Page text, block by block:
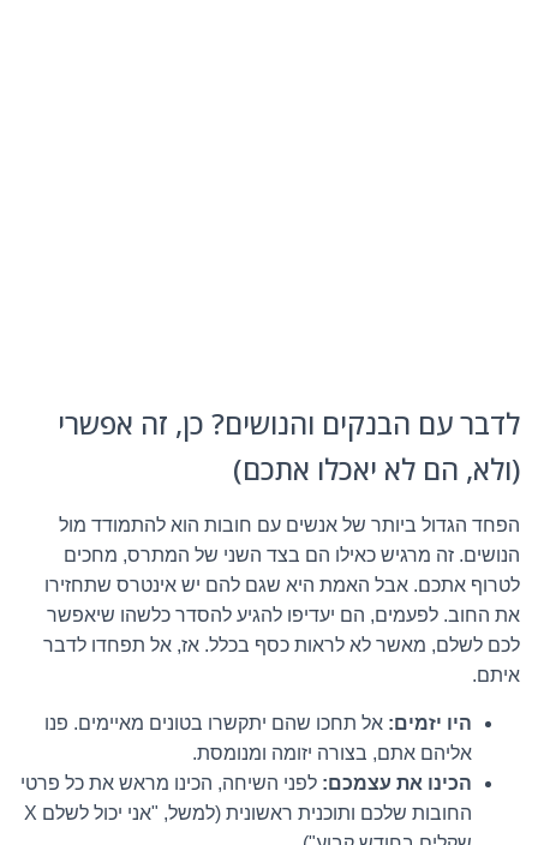
לדבר עם הבנקים והנושים? כן, זה אפשרי
(ולא, הם לא יאכלו אתכם)
הפחד הגדול ביותר של אנשים עם חובות הוא להתמודד מול
הנושים. זה מרגיש כאילו הם בצד השני של המתרס, מחכים
לטרוף אתכם. אבל האמת היא שגם להם יש אינטרס שתחזירו
את החוב. לפעמים, הם יעדיפו להגיע להסדר כלשהו שיאפשר
לכם לשלם, מאשר לא לראות כסף בכלל. אז, אל תפחדו לדבר
איתם.
היו יזמים: אל תחכו שהם יתקשרו בטונים מאיימים. פנו
אליהם אתם, בצורה יזומה ומנומסת.
הכינו את עצמכם: לפני השיחה, הכינו מראש את כל פרטי
החובות שלכם ותוכנית ראשונית (למשל, "אני יכול לשלם X